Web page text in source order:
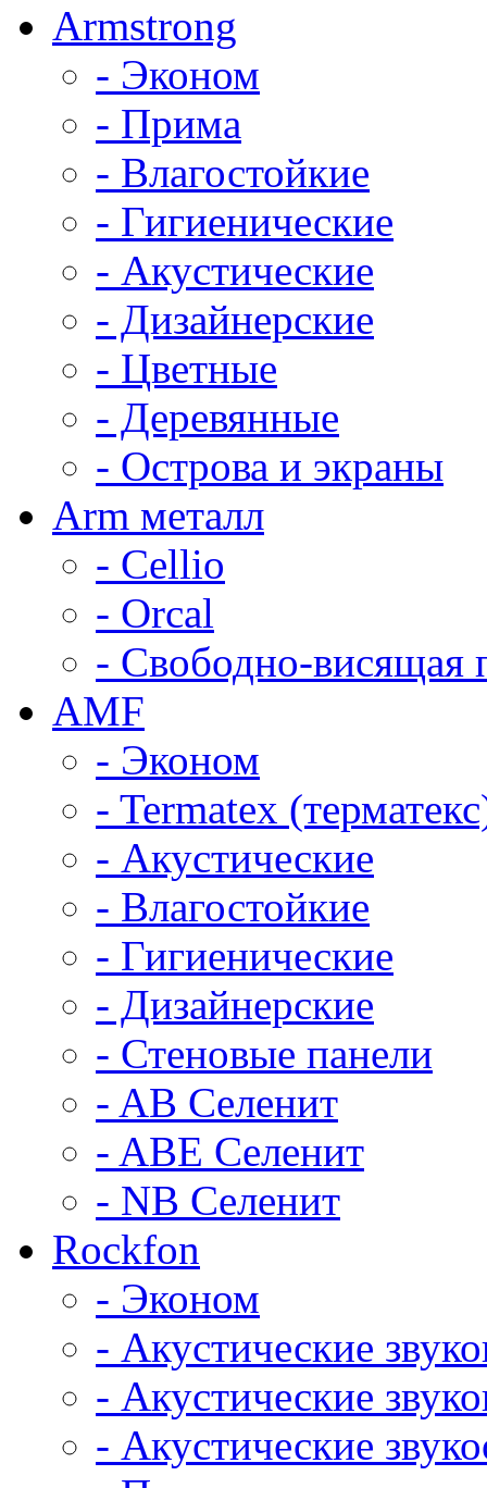
Armstrong
- Эконом
- Прима
- Влагостойкие
- Гигиенические
- Акустические
- Дизайнерские
- Цветные
- Деревянные
- Острова и экраны
Arm металл
- Cellio
- Orcal
- Свободно-висящая
AMF
- Эконом
- Termatex
- Акустические
- Влагостойкие
- Гигиенические
- Дизайнерские
- Стеновые панели
- AB Селенит
- ABE Селенит
- NB Селенит
Rockfon
- Эконом
- Акустические
- Акустические
- Акустические